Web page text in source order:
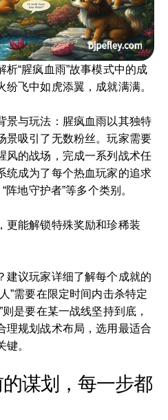
“腥疯血雨”故事模式中的成
飞中如虎添翼，成就满满。
景与玩法：腥疯血雨以其独特
景吸引了无数粉丝。玩家需要
风的战场，完成一系列战术任
统成为了每个热血玩家的追求
阵地守护者”等多个类别。
更能解锁特殊奖励和珍稀装
建议玩家详细了解每个成就的
”需要在限定时间内击杀特定
是要在某一战线坚持到底，
理规划战术布局，选用最适合
。
谋划，每一步都